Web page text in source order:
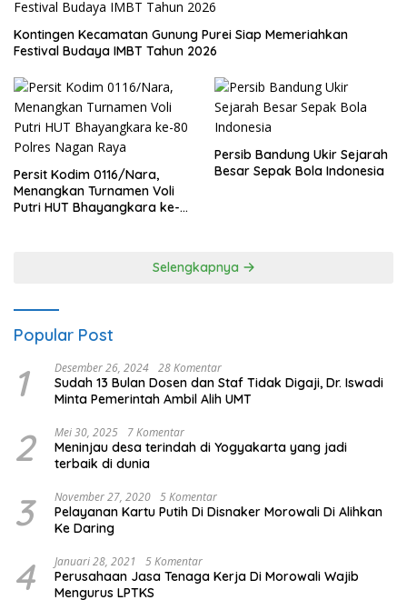
Kontingen Kecamatan Gunung Purei Siap Memeriahkan
Festival Budaya IMBT Tahun 2026
Persit Kodim 0116/Nara,
Menangkan Turnamen Voli
Putri HUT Bhayangkara ke-
Persib Bandung Ukir Sejarah
Besar Sepak Bola Indonesia
Selengkapnya
Popular Post
1 Desember 26, 2024 28 Komentar
Sudah 13 Bulan Dosen dan Staf Tidak Digaji, Dr. Iswadi
Minta Pemerintah Ambil Alih UMT
2 Mei 30, 2025 7 Komentar
Meninjau desa terindah di Yogyakarta yang jadi
terbaik di dunia
3 November 27, 2020 5 Komentar
Pelayanan Kartu Putih Di Disnaker Morowali Di Alihkan
Ke Daring
4 Januari 28, 2021 5 Komentar
Perusahaan Jasa Tenaga Kerja Di Morowali Wajib
Mengurus LPTKS